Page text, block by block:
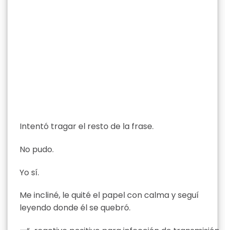
Intentó tragar el resto de la frase.
No pudo.
Yo sí.
Me incliné, le quité el papel con calma y seguí
leyendo donde él se quebró.